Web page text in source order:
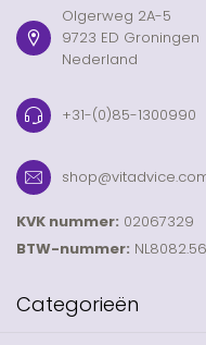
Olgerweg 2A-5
9723 ED Groningen
Nederland
+31-(0)85-1300990
KVK nummer: 02067329
BTW-nummer:
Categorieën